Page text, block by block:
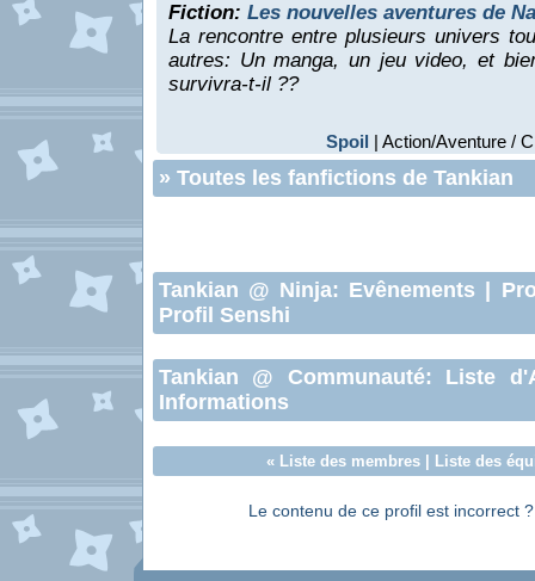
Fiction: Les nouvelles aventures de
La rencontre entre plusieurs univers
autres: Un manga, un jeu video, et
survivra-t-il ??
Spoil | Action/Aventure /
» Toutes les fanfictions de Tankian
Tankian @ Ninja: Evênements
Profil Senshi
Tankian @ Communauté: Liste
Informations
« Liste des membres| Liste des
Le contenu de ce profil est incorrect